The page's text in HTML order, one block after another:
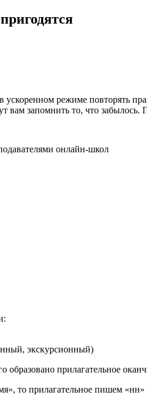
ускоренном режиме повторять
вам запомнить то, что
онлайн-школ
экскурсионный)
прилагательное
то прилагательное пишем